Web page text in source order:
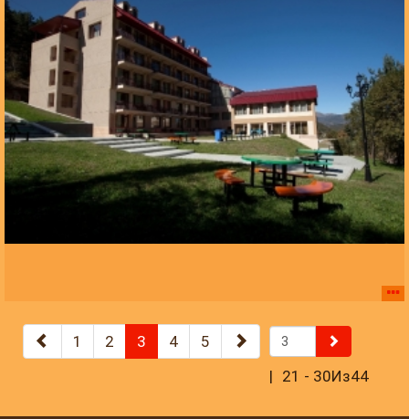
1 2 3 4
5
21 - 30Из44